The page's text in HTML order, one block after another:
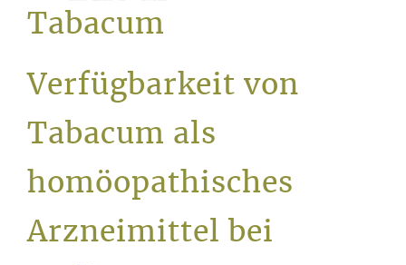
Service
Tabacum
Verfügbarkeit von
Tabacum als
homöopathisches
Arzneimittel bei